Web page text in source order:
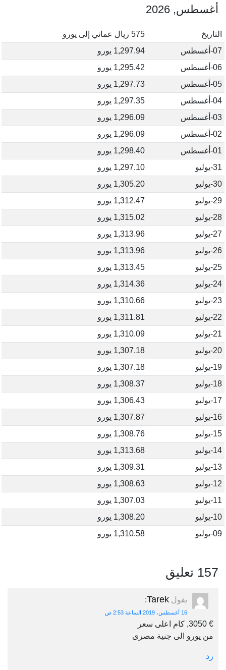
أغسطس, 2026
التاريخ
575 ريال عماني إلى يورو
07-أغسطس
1,297.94 يورو
06-أغسطس
1,295.42 يورو
05-أغسطس
1,297.73 يورو
04-أغسطس
1,297.35 يورو
03-أغسطس
1,296.09 يورو
02-أغسطس
1,296.09 يورو
01-أغسطس
1,298.40 يورو
31-يوليو
1,297.10 يورو
30-يوليو
1,305.20 يورو
29-يوليو
1,312.47 يورو
28-يوليو
1,315.02 يورو
27-يوليو
1,313.96 يورو
26-يوليو
1,313.96 يورو
25-يوليو
1,313.45 يورو
24-يوليو
1,314.36 يورو
23-يوليو
1,310.66 يورو
22-يوليو
1,311.81 يورو
21-يوليو
1,310.09 يورو
20-يوليو
1,307.18 يورو
19-يوليو
1,307.18 يورو
18-يوليو
1,308.37 يورو
17-يوليو
1,306.43 يورو
16-يوليو
1,307.87 يورو
15-يوليو
1,308.76 يورو
14-يوليو
1,313.68 يورو
13-يوليو
1,309.31 يورو
12-يوليو
1,308.63 يورو
11-يوليو
1,307.03 يورو
10-يوليو
1,308.20 يورو
09-يوليو
1,310.58 يورو
157 تعليق
يقول Tarek
:
16 أغسطس، 2019 الساعة 2:53 ص
€ 3050, كام اعلى سعر
من يورو الى جنية مصرى
رد